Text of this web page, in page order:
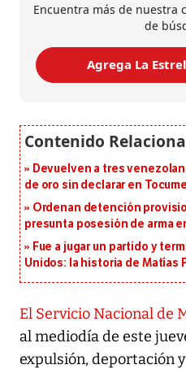
Encuentra más de nuestra
de
Agrega La
Devuelven a tres
de oro sin declarar en
Ordenan detención
presunta posesión de arma
Fue a jugar un partido y
Unidos: la historia de Matías
El Servicio Nacional de
al mediodía de este
expulsión, deportación